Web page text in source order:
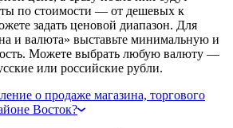
по стоимости — от дешевых к
задать ценовой диапазон. Для
и валюта» выставьте минимальную и
Можете выбрать любую валюту —
или российские рубли.
о продаже магазина, торгового
Восток?